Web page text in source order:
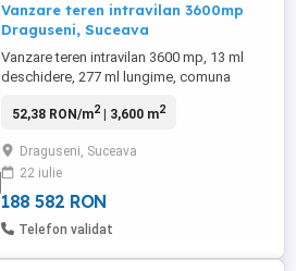
Vanzare teren intravilan 3600mp
Draguseni, Suceava
Vanzare teren intravilan 3600 mp, 13 ml
deschidere, 277 ml lungime, comuna
Teren construibil.
52,38 RON/m2| 3,600 m2
Draguseni, Suceava
22 iulie
188 582 RON
Telefon validat